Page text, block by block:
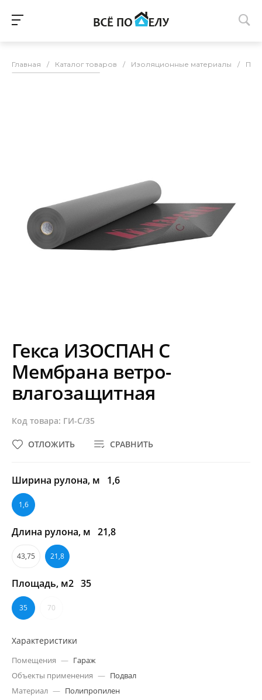
Главная / Каталог товаров / Изоляционные материалы /
Гекса ИЗОСПАН C
Мембрана ветро-
влагозащитная
Код товара: ГИ-C/35
СРАВНИТЬ
ОТЛОЖИТЬ
Ширина рулона, м 1,6
1,6
Длина рулона, м 21,8
43,75 21,8
Площадь, м2 35
35 70
Характеристики
Помещения — Гараж
Объекты применения — Подвал
Материал — Полипропилен